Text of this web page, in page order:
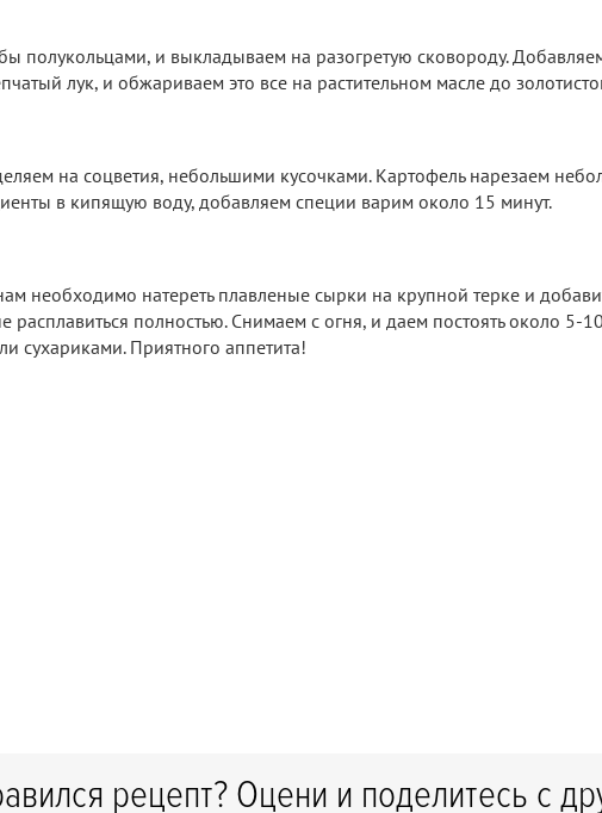
полукольцами, и выкладываем на разогретую сковороду.
лук, и обжариваем это все на растительном масле до
на соцветия, небольшими кусочками. Картофель нарезаем
в кипящую воду, добавляем специи варим около 15 минут.
необходимо натереть плавленые сырки на крупной терке и
расплавиться полностью. Снимаем с огня, и даем постоять около 5-
сухариками. Приятного аппетита!
рецепт? Оцени и поделитесь с